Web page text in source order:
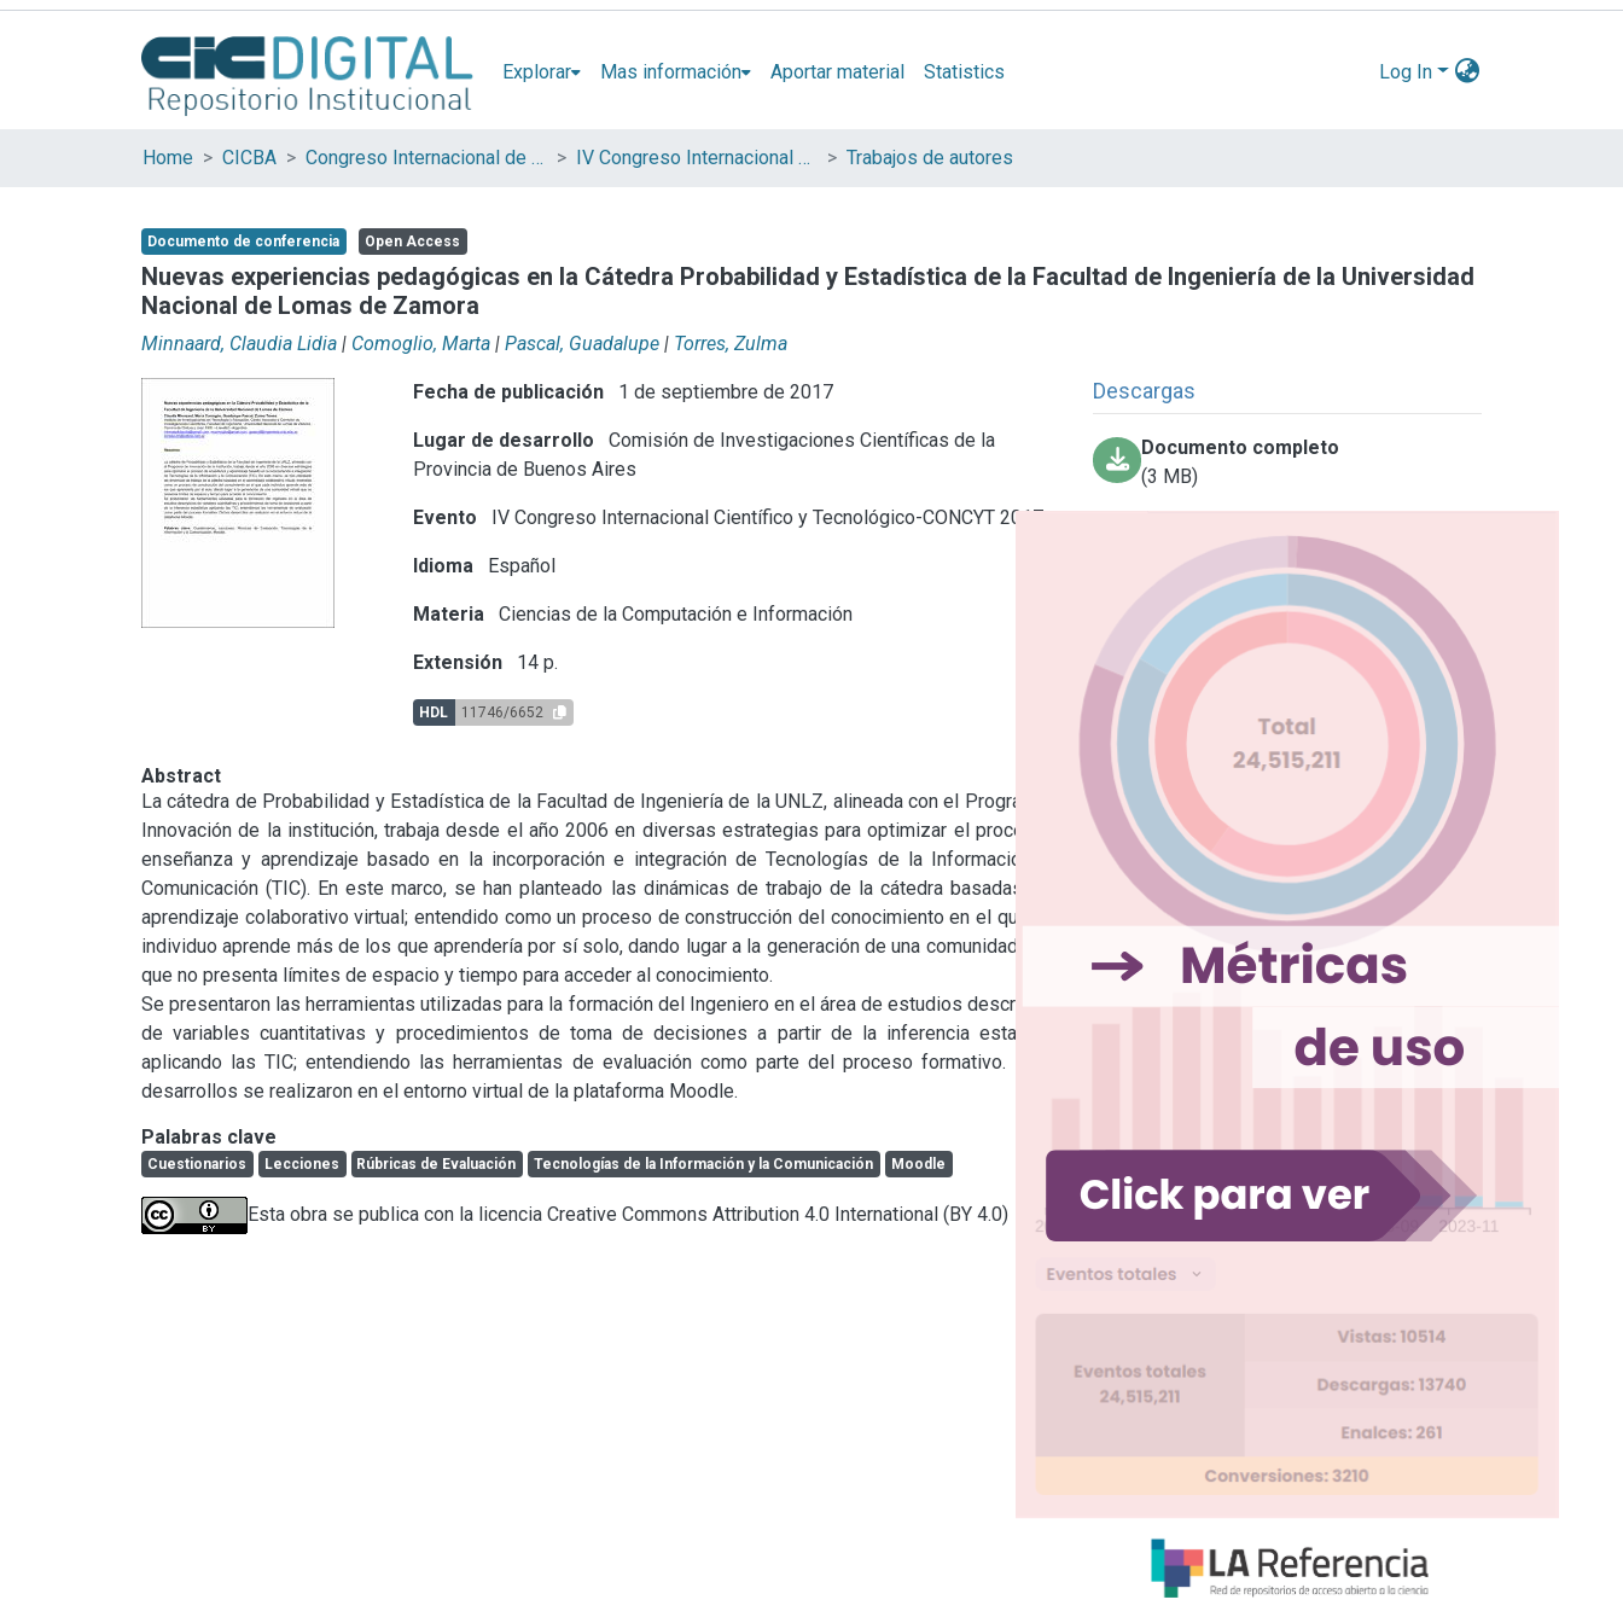
Explorar Mas información Aportar material Statistics Log In
Home CICBA Congreso Internacional de Ciencia y Tecnología IV Congreso Internacional Científico y Tecnológico Trabajos de autores
Documento de conferencia Open Access
Nuevas experiencias pedagógicas en la Cátedra Probabilidad y Estadística de la Facultad de Ingeniería de la Universidad
Nacional de Lomas de Zamora
Minnaard, Claudia Lidia | Comoglio, Marta | Pascal, Guadalupe | Torres, Zulma
Fecha de publicación 1 de septiembre de 2017
Lugar de desarrollo
Comisión de Investigaciones Científicas de la
Provincia de Buenos Aires
Evento IV Congreso Internacional Científico y Tecnológico-CONCYT 2017
Idioma Español
Materia Ciencias de la Computación e Información
Extensión 14 p.
HDL 11746/6652
Descargas
Documento completo
(3 MB)
Abstract
La cátedra de Probabilidad y Estadística de la Facultad de Ingeniería de la UNLZ, alineada con el Programa de
Innovación de la institución, trabaja desde el año 2006 en diversas estrategias para optimizar el proceso de
enseñanza y aprendizaje basado en la incorporación e integración de Tecnologías de la Información y la
Comunicación (TIC). En este marco, se han planteado las dinámicas de trabajo de la cátedra basadas en el
aprendizaje colaborativo virtual; entendido como un proceso de construcción del conocimiento en el que cada
individuo aprende más de los que aprendería por sí solo, dando lugar a la generación de una comunidad virtual
que no presenta límites de espacio y tiempo para acceder al conocimiento.
Se presentaron las herramientas utilizadas para la formación del Ingeniero en el área de estudios descriptivos
de variables cuantitativas y procedimientos de toma de decisiones a partir de la inferencia estadística
aplicando las TIC; entendiendo las herramientas de evaluación como parte del proceso formativo. Dichos
desarrollos se realizaron en el entorno virtual de la plataforma Moodle.
Palabras clave
Cuestionarios Lecciones Rúbricas de Evaluación Tecnologías de la Información y la Comunicación Moodle
Esta obra se publica con la licencia Creative Commons Attribution 4.0 International (BY 4.0)